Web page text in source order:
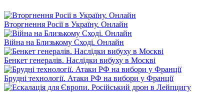
Вторгнення Росії в Україну. Онлайн
Війна на Близькому Сході. Онлайн
Бенкет генералів. Наслідки вибуху в Москві
Брудні технології. Атаки РФ на вибори у Франції